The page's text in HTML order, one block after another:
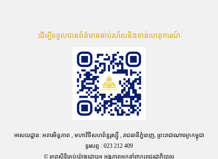
ដើម្បីទទួលបានព័ត៌មានឆាប់រហ័សនិងទាន់ហេតុការណ៍
អាសយដ្ឋាន: អគារមិត្តភាព , មហាវិថីសហព័ន្ធរុស្ស៊ី , រាជធានីភ្នំពេញ, ព្រះរាជាណាចក្រកម្ពុជា
ទូរសព្ទ : 023 212 409
© រក្សាសិទ្ធិគ្រប់យ៉ាងដោយ៖ អង្គភាពអ្នកនាំពាក្យរាជរដ្ឋាភិបាល